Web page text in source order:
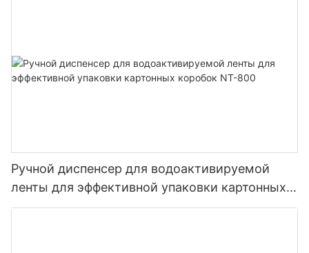
Ручной диспенсер для водоактивируемой
ленты для эффективной упаковки картонных
коробок NT-800